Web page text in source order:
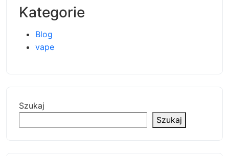
Kategorie
Blog
vape
Szukaj
Szukaj